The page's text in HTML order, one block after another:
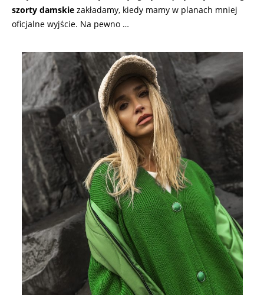
szorty damskie zakładamy, kiedy mamy w planach mniej
oficjalne wyjście. Na pewno …